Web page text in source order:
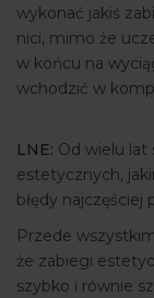
wykonać jakiś
nici, mimo że
w końcu na
wchodzić w
LNE: Od wielu lat
estetycznych,
błędy najczęściej
Przede
że zabiegi
szybko i równie